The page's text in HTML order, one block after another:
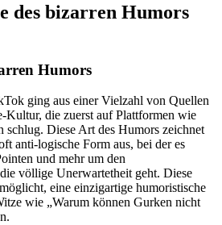
des bizarren Humors
Humors
ging aus einer Vielzahl von Quellen
Kultur, die zuerst auf Plattformen wie
schlug. Diese Art des Humors zeichnet
anti-logische Form aus, bei der es
und mehr um den
völlige Unerwartetheit geht. Diese
eine einzigartige humoristische
wie „Warum können Gurken nicht